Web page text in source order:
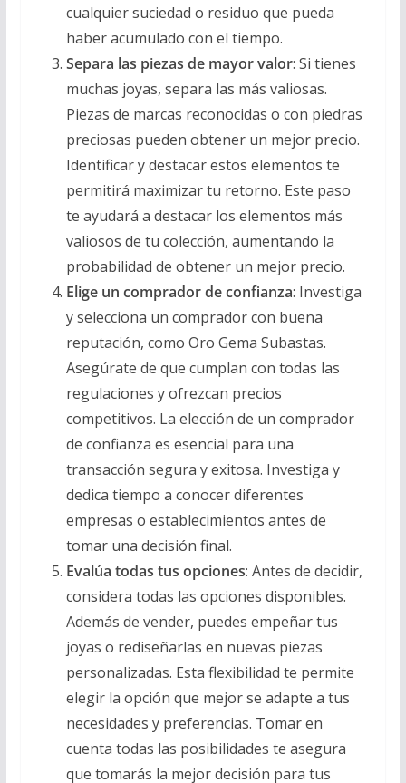
cualquier suciedad o residuo que pueda
haber acumulado con el tiempo.
Separa las piezas de mayor valor: Si tienes
muchas joyas, separa las más valiosas.
Piezas de marcas reconocidas o con piedras
preciosas pueden obtener un mejor precio.
Identificar y destacar estos elementos te
permitirá maximizar tu retorno. Este paso
te ayudará a destacar los elementos más
valiosos de tu colección, aumentando la
probabilidad de obtener un mejor precio.
Elige un comprador de confianza: Investiga
y selecciona un comprador con buena
reputación, como Oro Gema Subastas.
Asegúrate de que cumplan con todas las
regulaciones y ofrezcan precios
competitivos. La elección de un comprador
de confianza es esencial para una
transacción segura y exitosa. Investiga y
dedica tiempo a conocer diferentes
empresas o establecimientos antes de
tomar una decisión final.
Evalúa todas tus opciones: Antes de decidir,
considera todas las opciones disponibles.
Además de vender, puedes empeñar tus
joyas o rediseñarlas en nuevas piezas
personalizadas. Esta flexibilidad te permite
elegir la opción que mejor se adapte a tus
necesidades y preferencias. Tomar en
cuenta todas las posibilidades te asegura
que tomarás la mejor decisión para tus